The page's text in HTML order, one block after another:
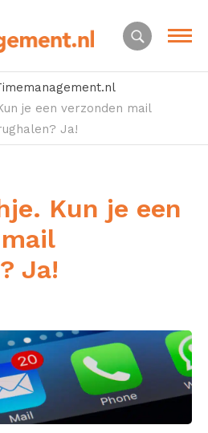
je een verzonden mail
Ja!
Kun je een
Ja!